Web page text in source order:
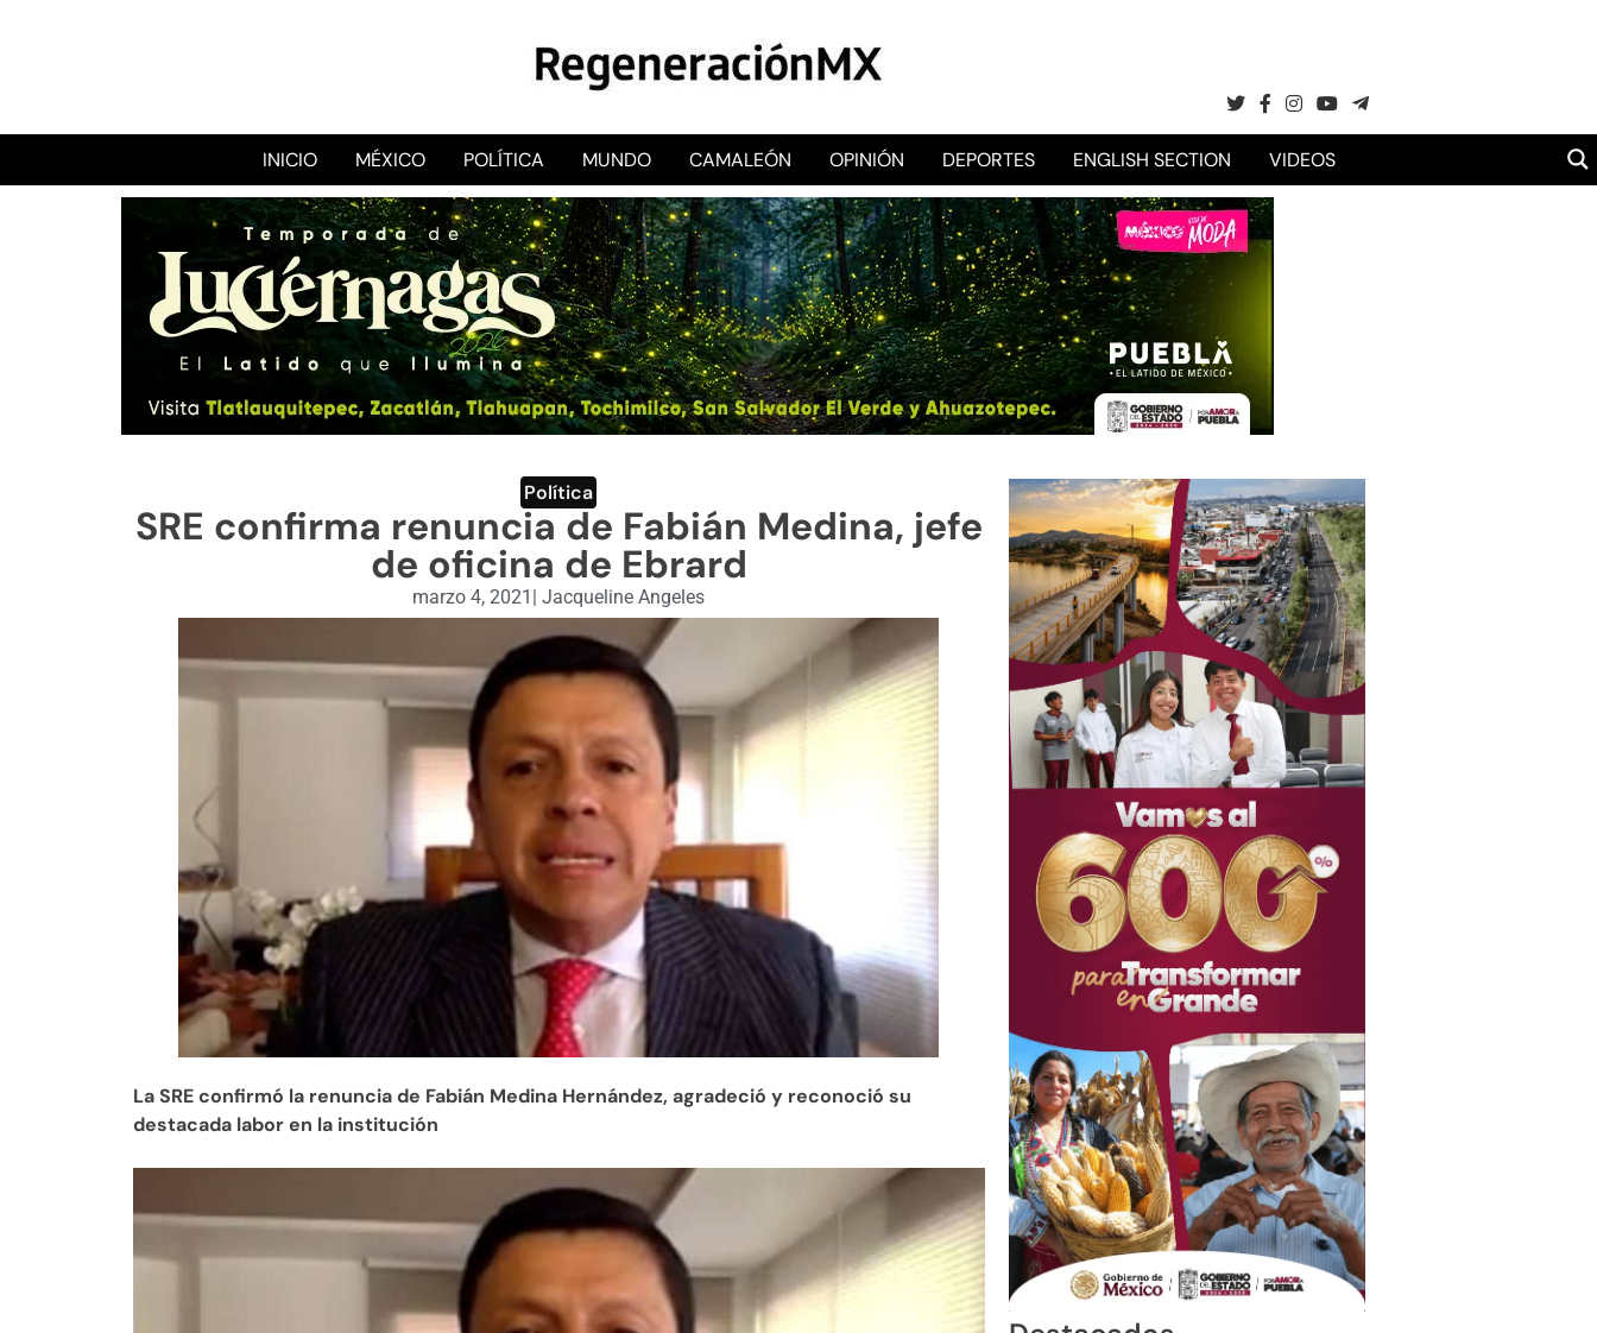
RegeneraciónMX
Sitio de noticias libre e independiente
INICIO MÉXICO POLÍTICA MUNDO CAMALEÓN OPINIÓN DEPORTES ENGLISH SECTION VIDEOS
Política
SRE confirma renuncia de Fabián Medina, jefe
de oficina de Ebrard
marzo 4, 2021 Jacqueline Angeles
La SRE confirmó la renuncia de Fabián Medina Hernández, agradeció y reconoció su
destacada labor en la institución